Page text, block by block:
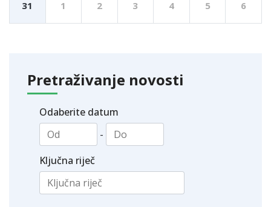
31 1 2 3 4 5 6
Pretraživanje novosti
Odaberite datum
-
Ključna riječ